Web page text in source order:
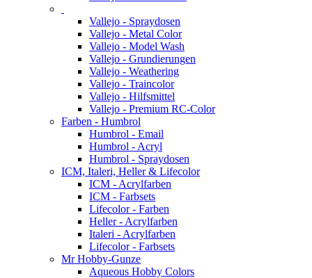
Vallejo - Spraydosen
Vallejo - Metal Color
Vallejo - Model Wash
Vallejo - Grundierungen
Vallejo - Weathering
Vallejo - Traincolor
Vallejo - Hilfsmittel
Vallejo - Premium RC-Color
Farben - Humbrol
Humbrol - Email
Humbrol - Acryl
Humbrol - Spraydosen
ICM, Italeri, Heller & Lifecolor
ICM - Acrylfarben
ICM - Farbsets
Lifecolor - Farben
Heller - Acrylfarben
Italeri - Acrylfarben
Lifecolor - Farbsets
Mr Hobby-Gunze
Aqueous Hobby Colors